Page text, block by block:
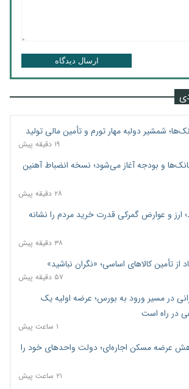
ارسال دیدگاه
شمشیر دولبه مهار تورم و تأمین مالی تولید
۱۹ دقیقه پیش
و بودجه آغاز می‌شود؛ نسخه انضباط آهنین
۲۸ دقیقه پیش
ارز و عوارض گمرکی قدرت خرید مردم را نشانه
۳۸ دقیقه پیش
از تأمین کالاهای اساسی؛ «نگران نباشید»
۵۷ دقیقه پیش
در مسیر ورود به بورس؛ عرضه اولیه یک
در راه است
۱ ساعت پیش
عرضه مسکن اجاره‌ای؛ دولت واحدهای خود را
۲۱ ساعت پیش